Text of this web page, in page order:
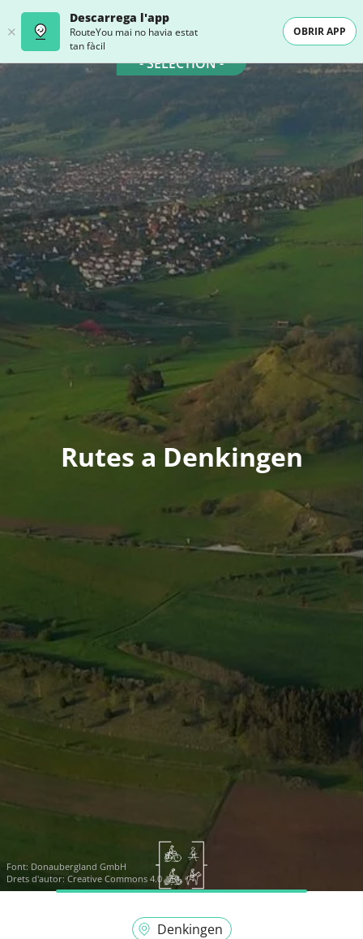
Descarrega l'app
RouteYou mai no havia estat
tan fàcil
OBRIR APP
- SELECTION -
Rutes a Denkingen
Font: Donaubergland GmbH
Drets d'autor: Creative Commons 4.0
Denkingen